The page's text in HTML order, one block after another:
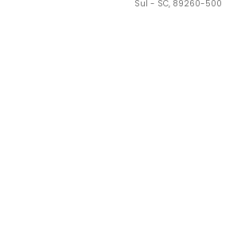
Sul - SC, 89260-500